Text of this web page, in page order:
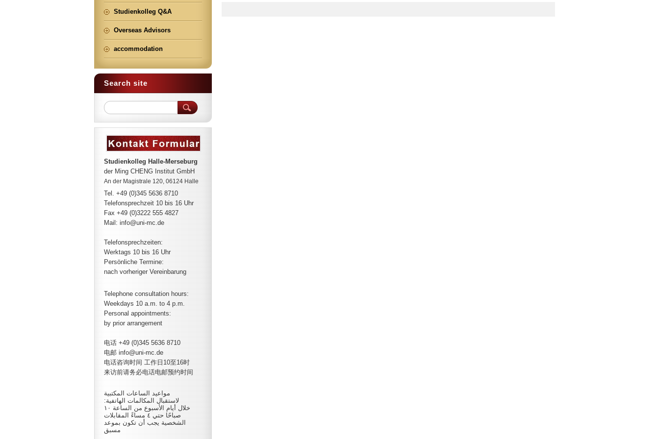
Studienkolleg Q&A
Overseas Advisors
accommodation
Search site
Studienkolleg Halle-Merseburg
der Ming CHENG Institut GmbH
An der Magistrale 120, 06124 Halle
Tel. +49 (0)345 5636 8710
Telefonsprechzeit 10 bis 16 Uhr
Fax +49 (0)3222 555 4827
Mail: info@uni-mc.de
Telefonsprechzeiten:
Werktags 10 bis 16 Uhr
Persönliche Termine:
nach vorheriger Vereinbarung
Telephone consultation hours:
Weekdays 10 a.m. to 4 p.m.
Personal appointments:
by prior arrangement
电话 +49 (0)345 5636 8710
电邮 info@uni-mc.de
电话咨询时间 工作日10至16时
来访前请务必电话电邮预约时间
مواعيد الساعات المكتبية
لاستقبال المكالمات الهاتفية:
خلال أيام الأسبوع من الساعة ١٠
صباحًا حتي ٤ مساءً المقابلات
الشخصية يجب أن تكون بموعد
مسبق